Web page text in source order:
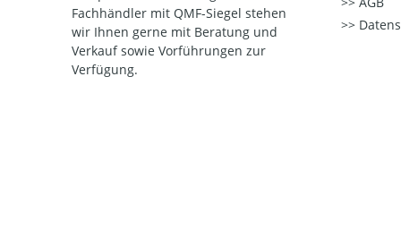
Fachhändler mit QMF-Siegel stehen
wir Ihnen gerne mit Beratung und
Verkauf sowie Vorführungen zur
Verfügung.